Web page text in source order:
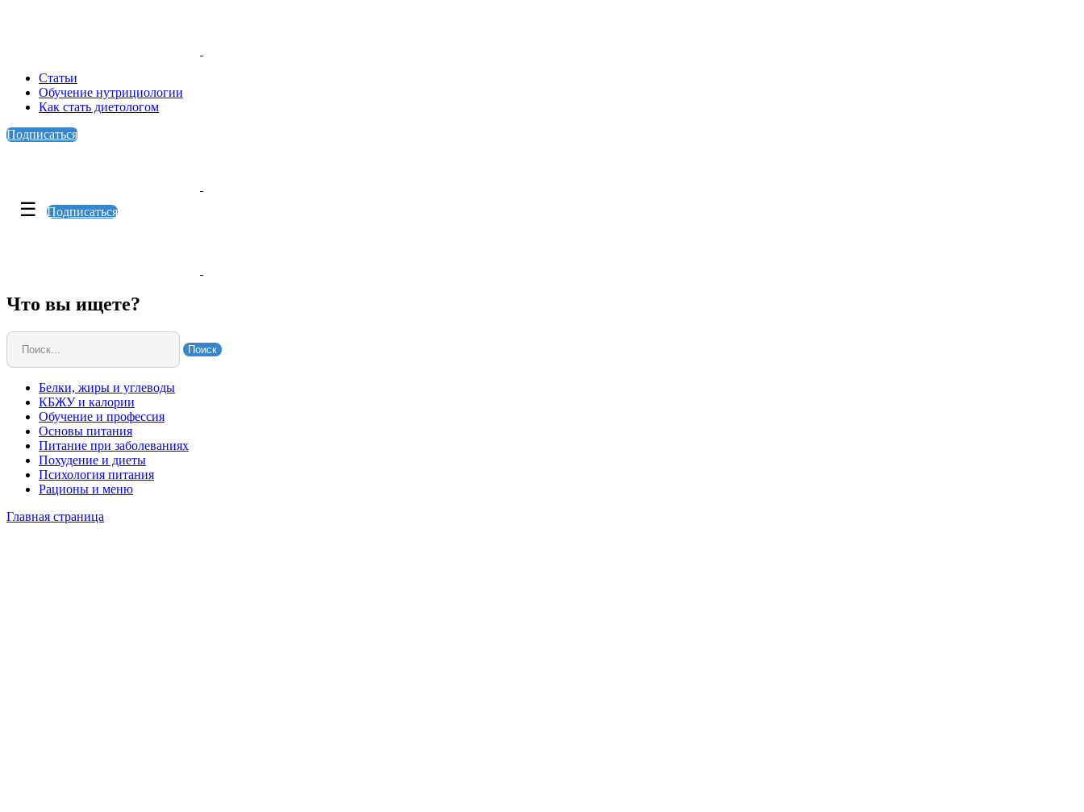
Статьи
Обучение нутрициологии
Как стать диетологом
Подписаться
☰ Подписаться
Что вы ищете?
Поиск
Белки, жиры и углеводы
КБЖУ и калории
Обучение и профессия
Основы питания
Питание при заболеваниях
Похудение и диеты
Психология питания
Рационы и меню
Главная страница